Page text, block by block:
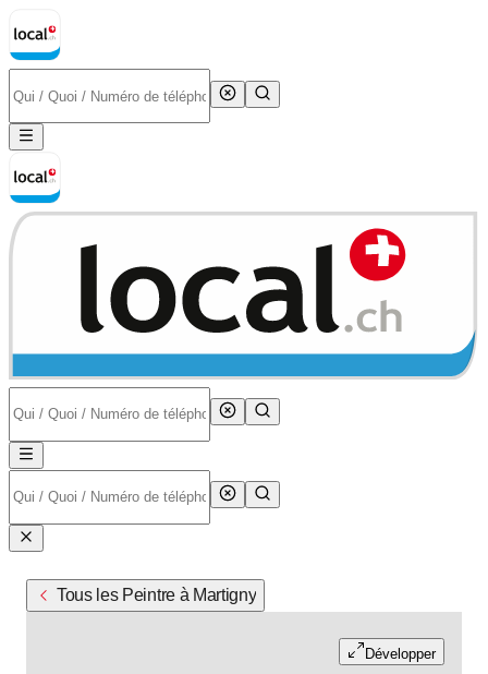
Tous les Peintre à Martigny
Développer